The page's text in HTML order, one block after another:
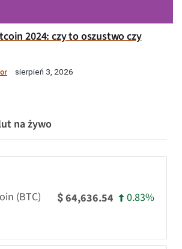
2024: czy to oszustwo czy
sierpień 3, 2026
na żywo
(BTC) $64,636.54 0.83%